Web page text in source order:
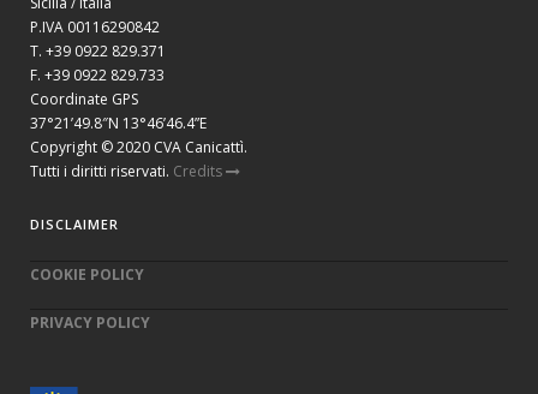
P.IVA 00116290842
T. +39 0922 829.371
F. +39 0922 829.733
Coordinate GPS
37°21’49.8″N 13°46’46.4”E
Copyright © 2020 CVA Canicattì.
Tutti i diritti riservati. Credits
DISCLAIMER
COOKIE POLICY
PRIVACY POLICY